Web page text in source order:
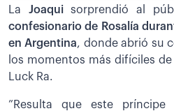
La Joaquisorprendió al
confesionario de Rosalía
en Argentina, donde abrió su
los momentos más difíciles
Luck Ra.
”Resulta que este